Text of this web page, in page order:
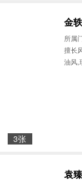
金
所属
擅长
油风,
3张
袁